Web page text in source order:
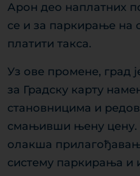
Арон део наплатних
се и за паркирање на
платити такса.
Уз ове промене, град
за Градску карту
становницима и
смањивши њену цену.
олакша
систему паркирања и